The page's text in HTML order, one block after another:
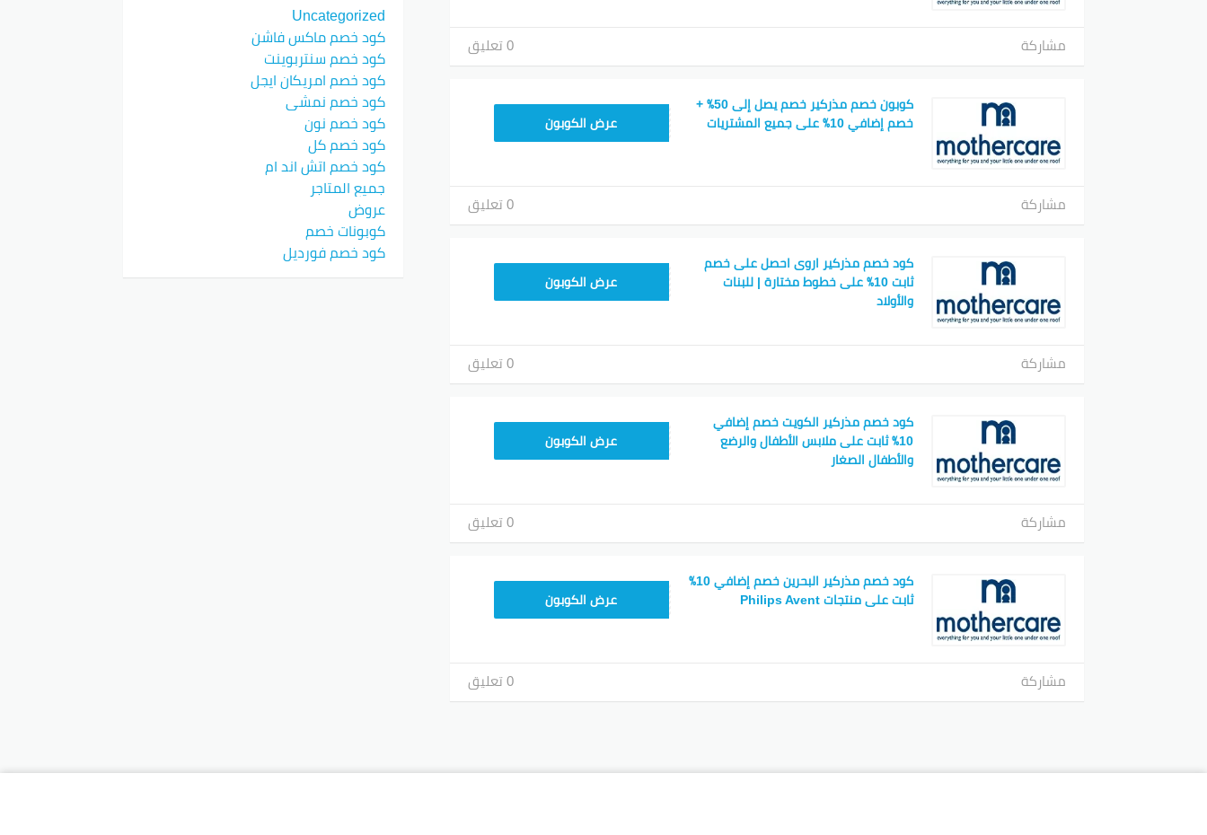
مشاركة 0 تعليق
كوبون خصم مذركير خصم يصل إلى 50٪ +
خصم إضافي 10٪ على جميع المشتريات
DRQC0عرض الكوبون
مشاركة 0 تعليق
كود خصم مذركير اروى احصل على خصم
ثابت 10٪ على خطوط مختارة | للبنات
والأولاد
DRQC0عرض الكوبون
مشاركة 0 تعليق
كود خصم مذركير الكويت خصم إضافي
10٪ ثابت على ملابس الأطفال والرضع
والأطفال الصغار
DRQC0عرض الكوبون
مشاركة 0 تعليق
كود خصم مذركير البحرين خصم إضافي 10٪
ثابت على منتجات Philips Avent
DRQC0عرض الكوبون
مشاركة 0 تعليق
Uncategorized
كود خصم ماكس فاشن
كود خصم سنتربوينت
كود خصم امريكان ايجل
كود خصم نمشي
كود خصم نون
كود خصم كل
كود خصم اتش اند ام
جميع المتاجر
عروض
كوبونات خصم
كود خصم فورديل